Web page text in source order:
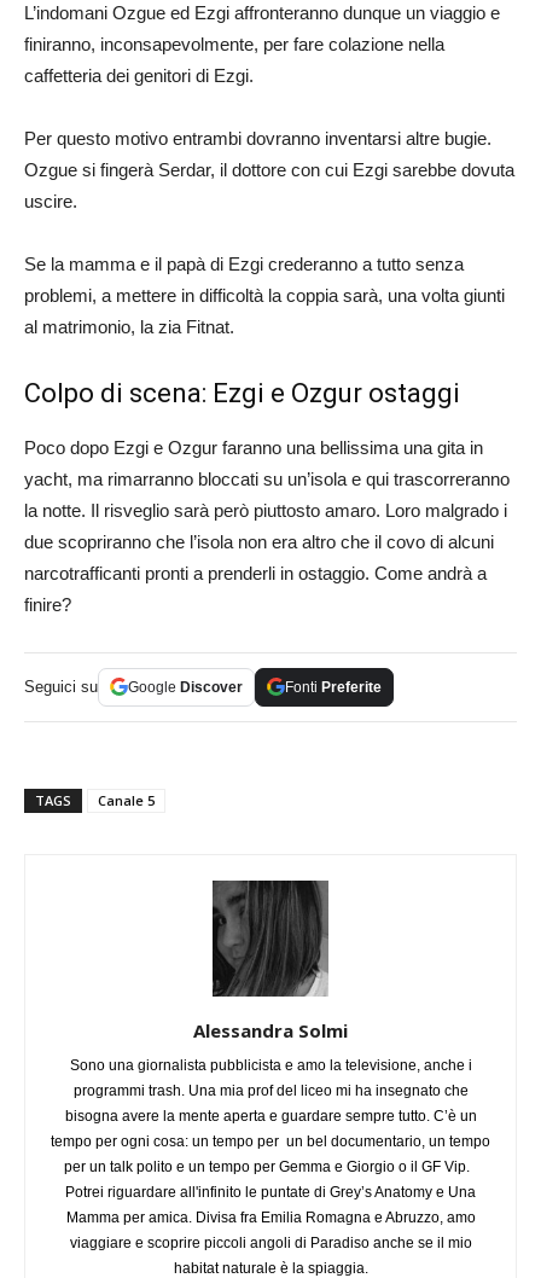
L’indomani Ozgue ed Ezgi affronteranno dunque un viaggio e
finiranno, inconsapevolmente, per fare colazione nella
caffetteria dei genitori di Ezgi.
Per questo motivo entrambi dovranno inventarsi altre bugie.
Ozgue si fingerà Serdar, il dottore con cui Ezgi sarebbe dovuta
uscire.
Se la mamma e il papà di Ezgi crederanno a tutto senza
problemi, a mettere in difficoltà la coppia sarà, una volta giunti
al matrimonio, la zia Fitnat.
Colpo di scena: Ezgi e Ozgur ostaggi
Poco dopo Ezgi e Ozgur faranno una bellissima una gita in
yacht, ma rimarranno bloccati su un’isola e qui trascorreranno
la notte. Il risveglio sarà però piuttosto amaro. Loro malgrado i
due scopriranno che l’isola non era altro che il covo di alcuni
narcotrafficanti pronti a prenderli in ostaggio. Come andrà a
finire?
Seguici su Google Discover Fonti Preferite
TAGS Canale 5
Alessandra Solmi
Sono una giornalista pubblicista e amo la televisione, anche i
programmi trash. Una mia prof del liceo mi ha insegnato che
bisogna avere la mente aperta e guardare sempre tutto. C’è un
tempo per ogni cosa: un tempo per un bel documentario, un tempo
per un talk polito e un tempo per Gemma e Giorgio o il GF Vip.
Potrei riguardare all'infinito le puntate di Grey’s Anatomy e Una
Mamma per amica. Divisa fra Emilia Romagna e Abruzzo, amo
viaggiare e scoprire piccoli angoli di Paradiso anche se il mio
habitat naturale è la spiaggia.